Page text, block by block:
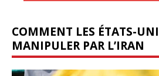
COMMENT LES ÉTATS-
MANIPULER PAR L’IRAN